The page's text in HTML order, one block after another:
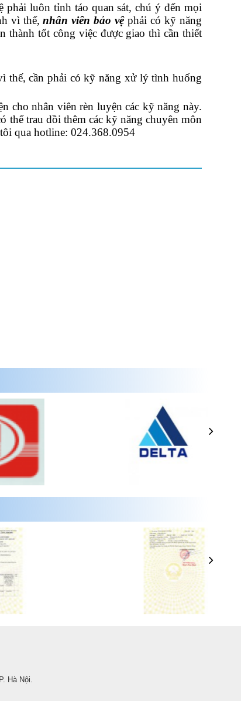
luôn tỉnh táo quan sát, chú ý đến mọi
vì thế,nhân viên bảo vệphải có kỹ năng
thành tốt công việc được giao thì cần thiết
thế, cần phải có kỹ năng xử lý tình huống
cho nhân viên rèn luyện các kỹ năng này.
thể trau dồi thêm các kỹ năng chuyên môn
qua hotline: 024.368.0954
Hà Nội.